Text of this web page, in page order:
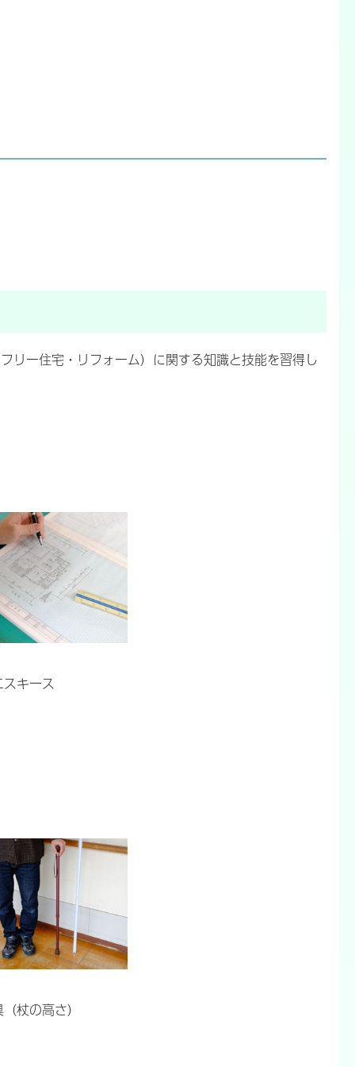
リー住宅・リフォーム）に関する知識と技能を習得し
キース
杖の高さ）